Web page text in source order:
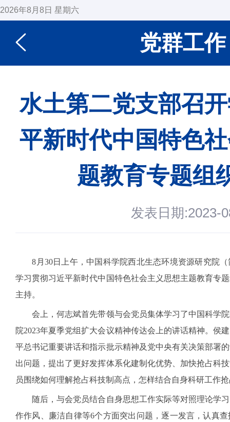
2026年8月8日 星期六
党群工作
水土第二党支部召
平新时代中国特色
题教育专题组
发表日期:2023-
8 月 30日上午， 中国科学院西北生态环境资源研究院
学习贯彻习近平新时代中国特色社会主义思想主题教育专
主持。
会上，何志斌首先带领与会党员集体学习了中国科学
院2023年夏季党组扩大会议精神传达会上的讲话精神。侯
平总书记重要讲话和指示批示精神及党中央有关决策部署
出问题，提出了更好发挥体系化建制化优势、加快抢占科
员围绕如何理解抢占科技制高点，怎样结合自身科研工作
随后，与会党员结合自身思想工作实际等对照理论学
作作风、廉洁自律等6个方面突出问题，逐一发言，认真